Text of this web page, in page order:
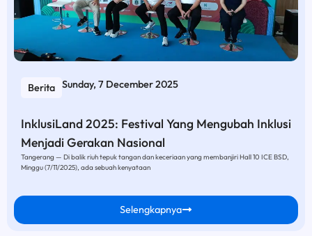
Berita Sunday, 7 December 2025
InklusiLand 2025: Festival Yang Mengubah Inklusi
Menjadi Gerakan Nasional
Tangerang — Di balik riuh tepuk tangan dan keceriaan yang membanjiri Hall 10 ICE BSD,
Minggu (7/11/2025), ada sebuah kenyataan
Selengkapnya